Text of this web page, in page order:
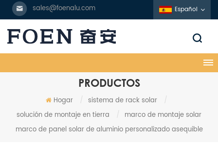
sales@foenalu.com Español
PRODUCTOS
Hogar / sistema de rack solar
/
solución de montaje en tierra
/
marco de montaje solar
marco de panel solar de aluminio personalizado asequible